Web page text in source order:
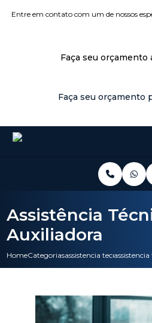
Entre em contato com um de nossos
Faça seu orçamento
Faça seu orçamento
HomeCategoriasassistencia tecnica
Assistência
Auxiliadora